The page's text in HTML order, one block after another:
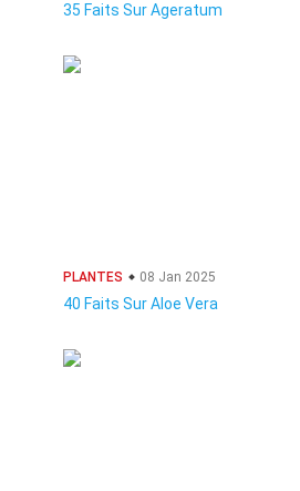
35 Faits Sur Ageratum
PLANTES 08 Jan 2025
40 Faits Sur Aloe Vera